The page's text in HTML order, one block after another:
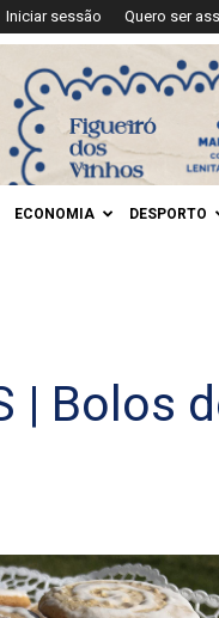
Iniciar sessão Quero ser
ECONOMIA DESPORTO
| Bolos